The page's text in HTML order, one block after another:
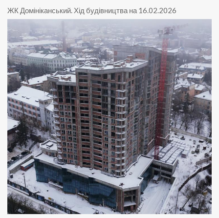
ЖК Домініканський. Хід будівництва на 16.02.2026